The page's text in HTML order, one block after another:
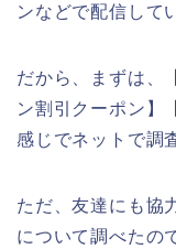
ンなどで配信して
だから、まずは、
ン割引クーポン】
感じでネットで調
ただ、友達にも協
について調べたの